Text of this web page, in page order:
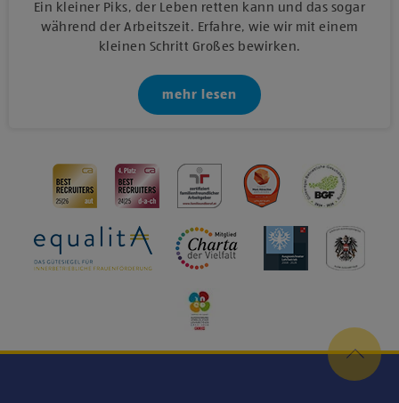
Ein kleiner Piks, der Leben retten kann und das sogar
während der Arbeitszeit. Erfahre, wie wir mit einem
kleinen Schritt Großes bewirken.
mehr lesen